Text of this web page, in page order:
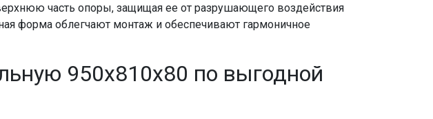
часть опоры, защищая ее от разрушающего воздействия
форма облегчают монтаж и обеспечивают гармоничное
950х810х80 по выгодной